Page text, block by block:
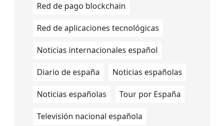
Red de pago blockchain
Red de aplicaciones tecnológicas
Noticias internacionales español
Diario de españa Noticias españolas
Noticias españolas Tour por España
Televisión nacional española